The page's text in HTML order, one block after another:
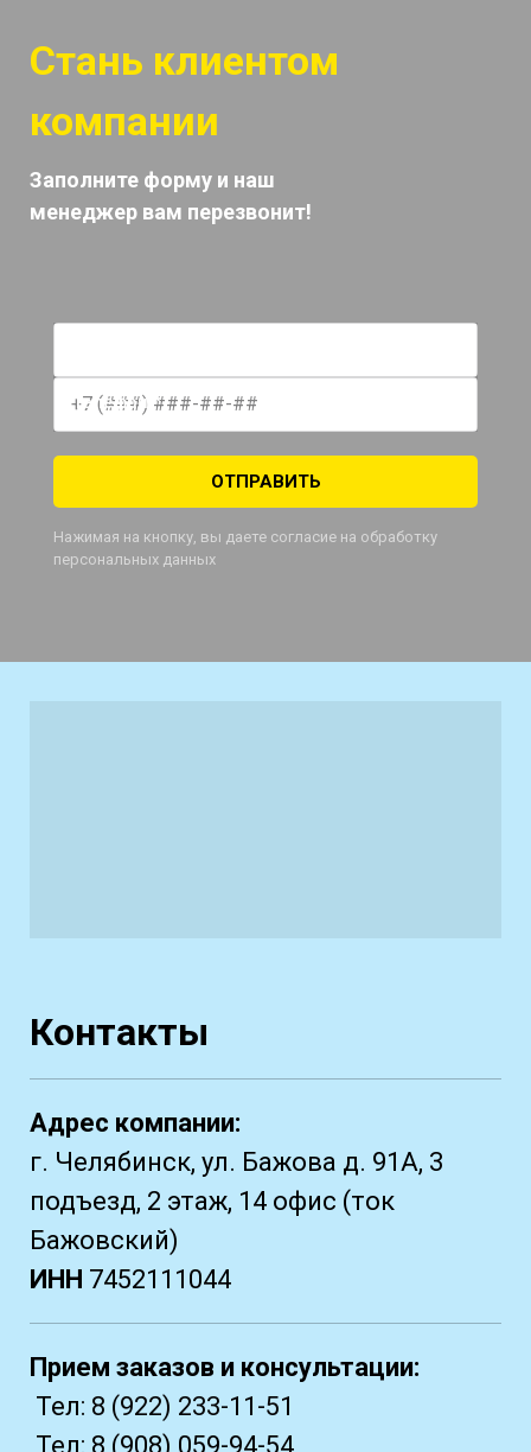
Стань клиентом
компании
Заполните форму и наш
менеджер вам перезвонит!
Телефон *
ОТПРАВИТЬ
Нажимая на кнопку, вы даете согласие на обработку
персональных данных
Контакты
Адрес компании:
г. Челябинск, ул. Бажова д. 91А, 3
подъезд, 2 этаж, 14 офис (ток
Бажовский)
ИНН 7452111044
Прием заказов и консультации:
Тел: 8 (922) 233-11-51
Тел: 8 (908) 059-94-54